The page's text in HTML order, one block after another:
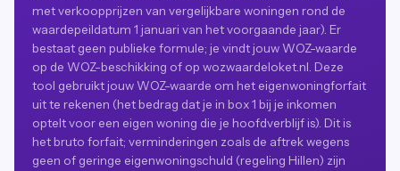
met verkoopprijzen van vergelijkbare woningen rond de
waardepeildatum 1 januari van het voorgaande jaar). Er
bestaat geen publieke formule; je vindt jouw WOZ-waarde
op de WOZ-beschikking of op wozwaardeloket.nl. Deze
tool gebruikt jouw WOZ-waarde om het eigenwoningforfait
uit te rekenen (het bedrag dat je in box 1 bij je inkomen
optelt voor een eigen woning die je hoofdverblijf is). Dit is
het bruto forfait; verminderingen zoals de aftrek wegens
geen of geringe eigenwoningschuld (regeling Hillen) zijn